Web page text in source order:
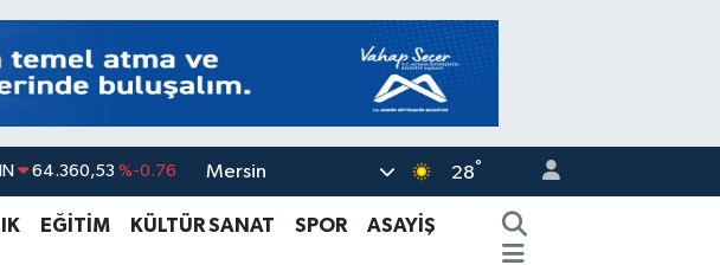
64.360,53 %-0.76
47,7143 %0.16
Mersin 28°
EĞİTİM KÜLTÜR SANAT SPOR
ASAYİŞ